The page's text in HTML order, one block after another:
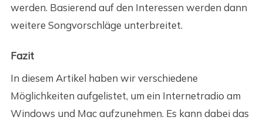
werden. Basierend auf den Interessen werden dann
weitere Songvorschläge unterbreitet.
Fazit
In diesem Artikel haben wir verschiedene
Möglichkeiten aufgelistet, um ein Internetradio am
Windows und Mac aufzunehmen. Es kann dabei das